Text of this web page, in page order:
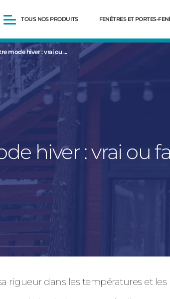
TOUS NOS PRODUITS FENÊTRES ET PORTES-
mode hiver : vrai ou ...
hiver : vrai ou
rigueur dans les températures et
Aide au
financement
Quelles sont les aides pour